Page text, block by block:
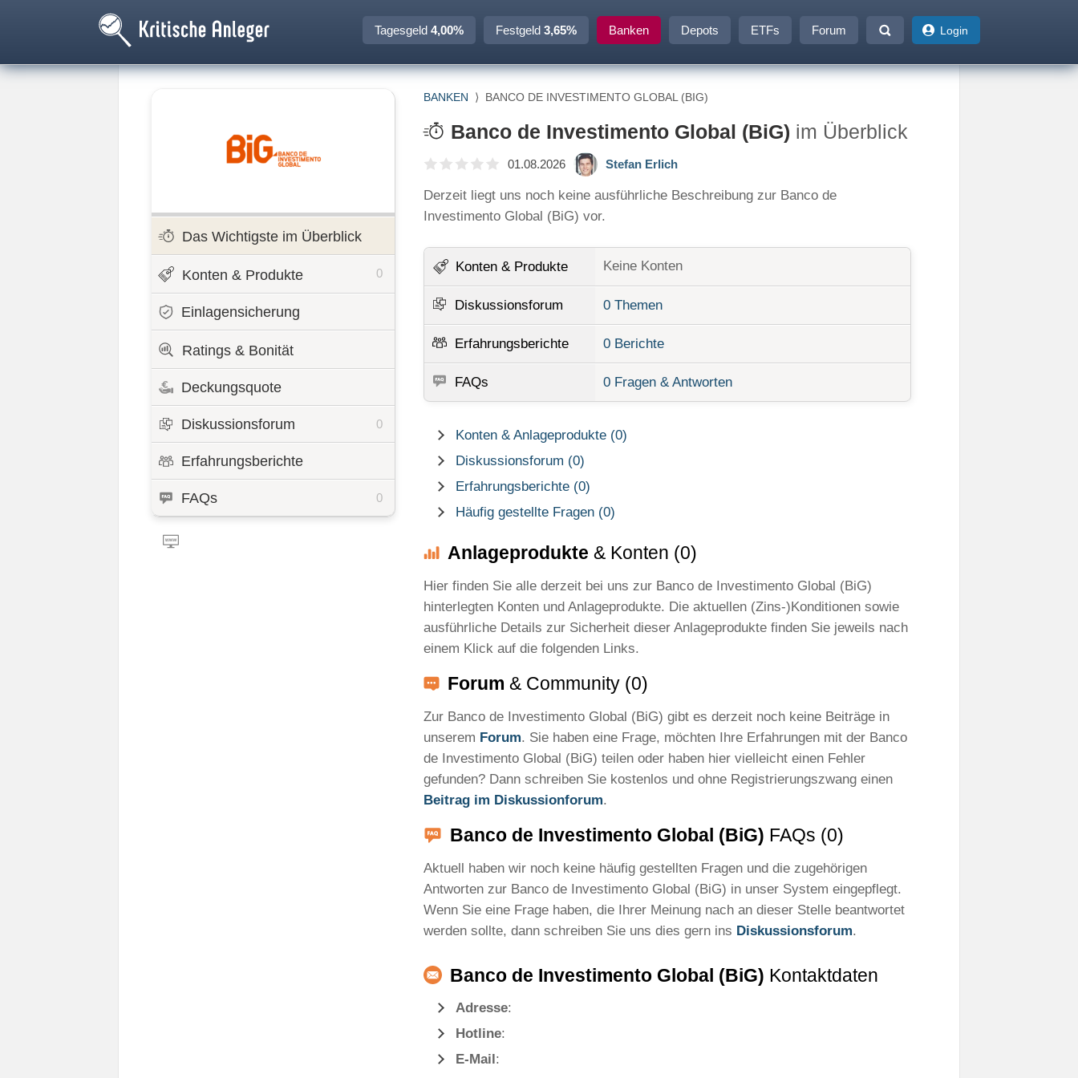
Tagesgeld 4,00% Festgeld 3,65% Banken Depots ETFs Forum Login
Das Wichtigste im Überblick
Konten & Produkte 0
Einlagensicherung
Ratings & Bonität
Deckungsquote
Diskussionsforum 0
Erfahrungsberichte
FAQs 0
BANKEN ⟩ BANCO DE INVESTIMENTO GLOBAL (BIG)
Banco de Investimento Global (BiG) im Überblick
01.08.2026 Stefan Erlich
Derzeit liegt uns noch keine ausführliche Beschreibung zur Banco de
Investimento Global (BiG) vor.
Konten & Produkte Keine Konten
Diskussionsforum 0 Themen
Erfahrungsberichte 0 Berichte
FAQs 0 Fragen & Antworten
Konten & Anlageprodukte (0)
Diskussionsforum (0)
Erfahrungsberichte (0)
Häufig gestellte Fragen (0)
Anlageprodukte & Konten (0)
Hier finden Sie alle derzeit bei uns zur Banco de Investimento Global (BiG)
hinterlegten Konten und Anlageprodukte. Die aktuellen (Zins-)Konditionen sowie
ausführliche Details zur Sicherheit dieser Anlageprodukte finden Sie jeweils nach
einem Klick auf die folgenden Links.
Forum & Community (0)
Zur Banco de Investimento Global (BiG) gibt es derzeit noch keine Beiträge in
unserem Forum. Sie haben eine Frage, möchten Ihre Erfahrungen mit der Banco
de Investimento Global (BiG) teilen oder haben hier vielleicht einen Fehler
gefunden? Dann schreiben Sie kostenlos und ohne Registrierungszwang einen
Beitrag im Diskussionforum.
Banco de Investimento Global (BiG) FAQs (0)
Aktuell haben wir noch keine häufig gestellten Fragen und die zugehörigen
Antworten zur Banco de Investimento Global (BiG) in unser System eingepflegt.
Wenn Sie eine Frage haben, die Ihrer Meinung nach an dieser Stelle beantwortet
werden sollte, dann schreiben Sie uns dies gern ins Diskussionsforum.
Banco de Investimento Global (BiG) Kontaktdaten
Adresse:
Hotline:
E-Mail: